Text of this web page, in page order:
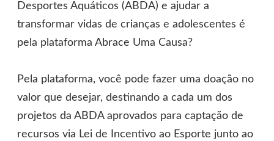
Desportes Aquáticos (ABDA) e ajudar a
transformar vidas de crianças e adolescentes é
pela plataforma Abrace Uma Causa?
Pela plataforma, você pode fazer uma doação no
valor que desejar, destinando a cada um dos
projetos da ABDA aprovados para captação de
recursos via Lei de Incentivo ao Esporte junto ao